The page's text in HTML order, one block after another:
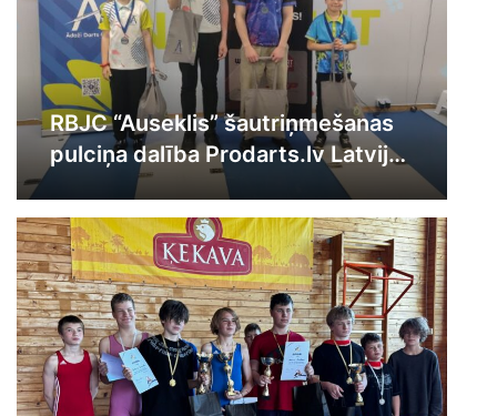
RBJC “Auseklis” šautriņmešanas
pulciņa dalība Prodarts.lv Latvijas
Jauniešu Darts Līgas